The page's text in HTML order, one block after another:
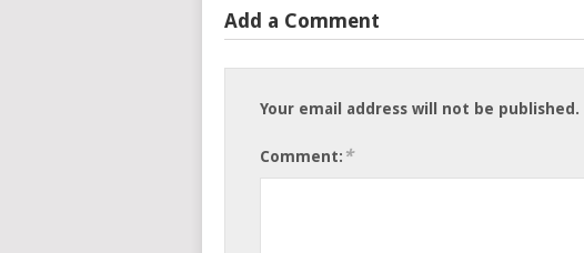
Add a Comment
Your email address will not be published.
Comment: *